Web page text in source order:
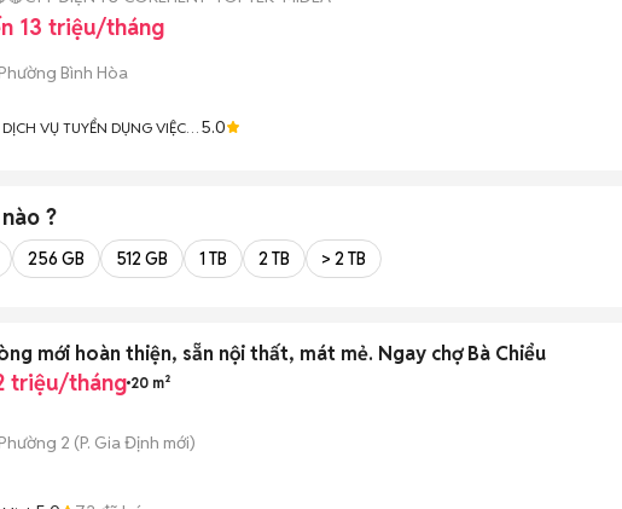
13 triệu/tháng
Phường Bình Hòa
DỊCH VỤ TUYỂN DỤNG VIỆC
5.0
nào ?
256 GB 512 GB 1 TB 2 TB > 2 TB
mới hoàn thiện, sẵn nội thất, mát mẻ. Ngay chợ Bà Chiểu
triệu/tháng 20 m²
Phường 2 (P. Gia Định mới)